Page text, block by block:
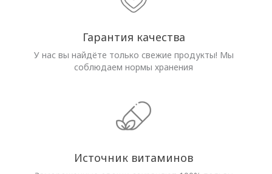
Гарантия качества
У нас вы найдёте только свежие продукты! Мы
соблюдаем нормы хранения
Источник витаминов